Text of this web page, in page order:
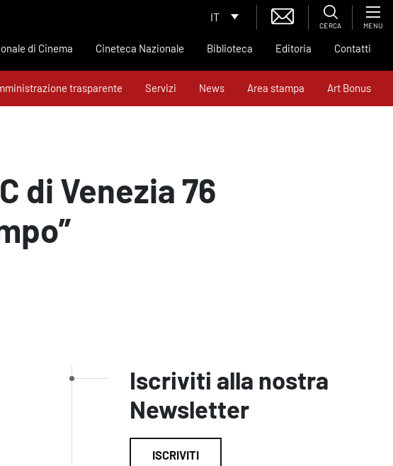
IT
CERCA MENU
di Cinema Cineteca Nazionale Biblioteca Editoria Contatti
trasparente Servizi News Area stampa Art Bonus
di Venezia 76
Iscriviti alla nostra
Newsletter
ISCRIVITI